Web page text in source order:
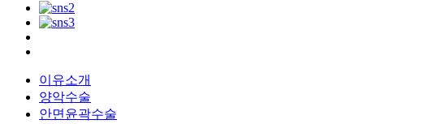
이유소개
양악수술
안면윤곽수술